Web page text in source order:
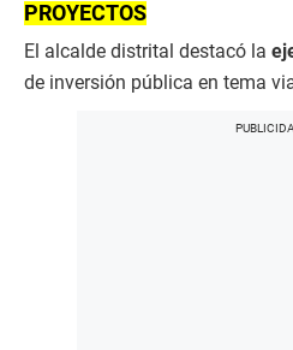
PROYECTOS
El alcalde distrital destacó la
de inversión pública en tema